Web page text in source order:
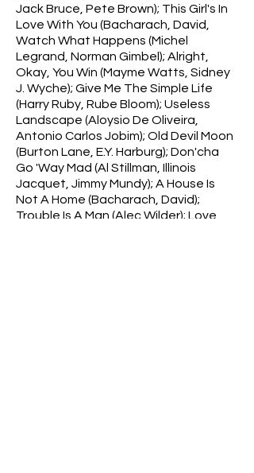
Jack Bruce, Pete Brown); This Girl's In
Love With You (Bacharach, David,
Watch What Happens (Michel
Legrand, Norman Gimbel); Alright,
Okay, You Win (Mayme Watts, Sidney
J. Wyche); Give Me The Simple Life
(Harry Ruby, Rube Bloom); Useless
Landscape (Aloysio De Oliveira,
Antonio Carlos Jobim); Old Devil Moon
(Burton Lane, E.Y. Harburg); Don'cha
Go 'Way Mad (Al Stillman, Illinois
Jacquet, Jimmy Mundy); A House Is
Not A Home (Bacharach, David);
Trouble Is A Man (Alec Wilder); Love